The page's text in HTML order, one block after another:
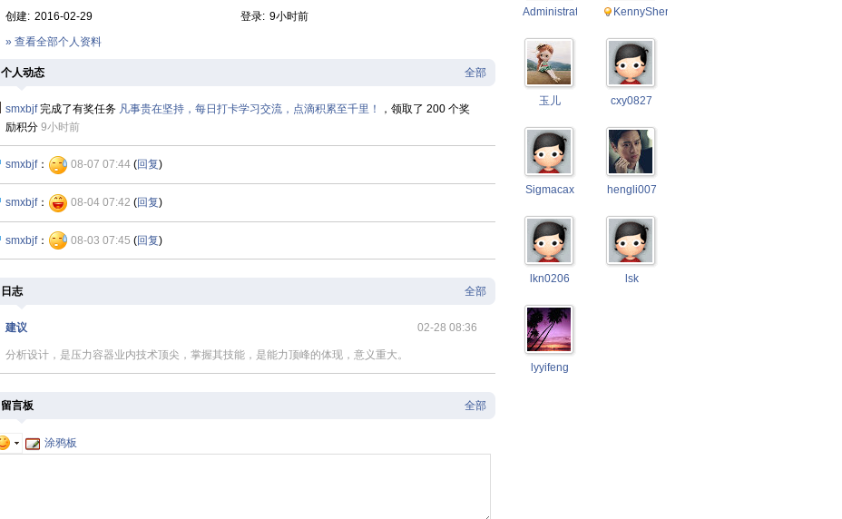
创建: 2016-02-29 登录: 9小时前
» 查看全部个人资料
全部
个人动态
smxbjf完成了有奖任务 凡事贵在坚持，每日打卡学习交流，点滴积累至千里！
，领取了 200 个奖
励积分 9小时前
smxbjf： 08-07 07:44 (回复)
smxbjf： 08-04 07:42 (回复)
smxbjf： 08-03 07:45 (回复)
全部
日志
02-28 08:36
建议
分析设计，是压力容器业内技术顶尖，掌握其技能，是能力顶峰的体现，意义重大。
全部
留言板
涂鸦板
Administrator KennyShen
玉儿 cxy0827
Sigmacax hengli007
lkn0206 lsk
lyyifeng